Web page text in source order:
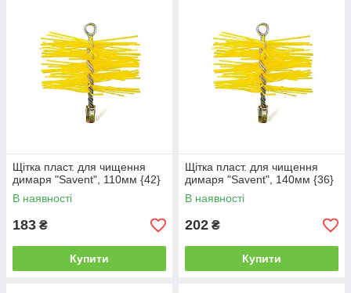
Щітка пласт. для чищення
димаря "Savent", 110мм {42}
В наявності
183 ₴
Купити
Щітка пласт. для чищення
димаря "Savent", 140мм {36}
В наявності
202 ₴
Купити